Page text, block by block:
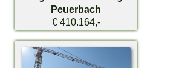
Peuerbach
€ 410.164,-